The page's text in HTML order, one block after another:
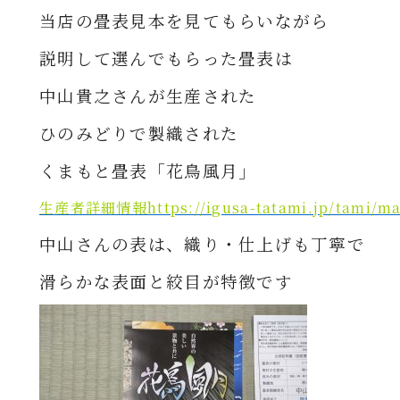
当店の畳表見本を見てもらいながら
説明して選んでもらった畳表は
中山貴之さんが生産された
ひのみどりで製織された
くまもと畳表「花鳥風月」
生産者詳細情報https://igusa-tatami.jp/tami/
中山さんの表は、織り・仕上げも丁寧で
滑らかな表面と絞目が特徴です